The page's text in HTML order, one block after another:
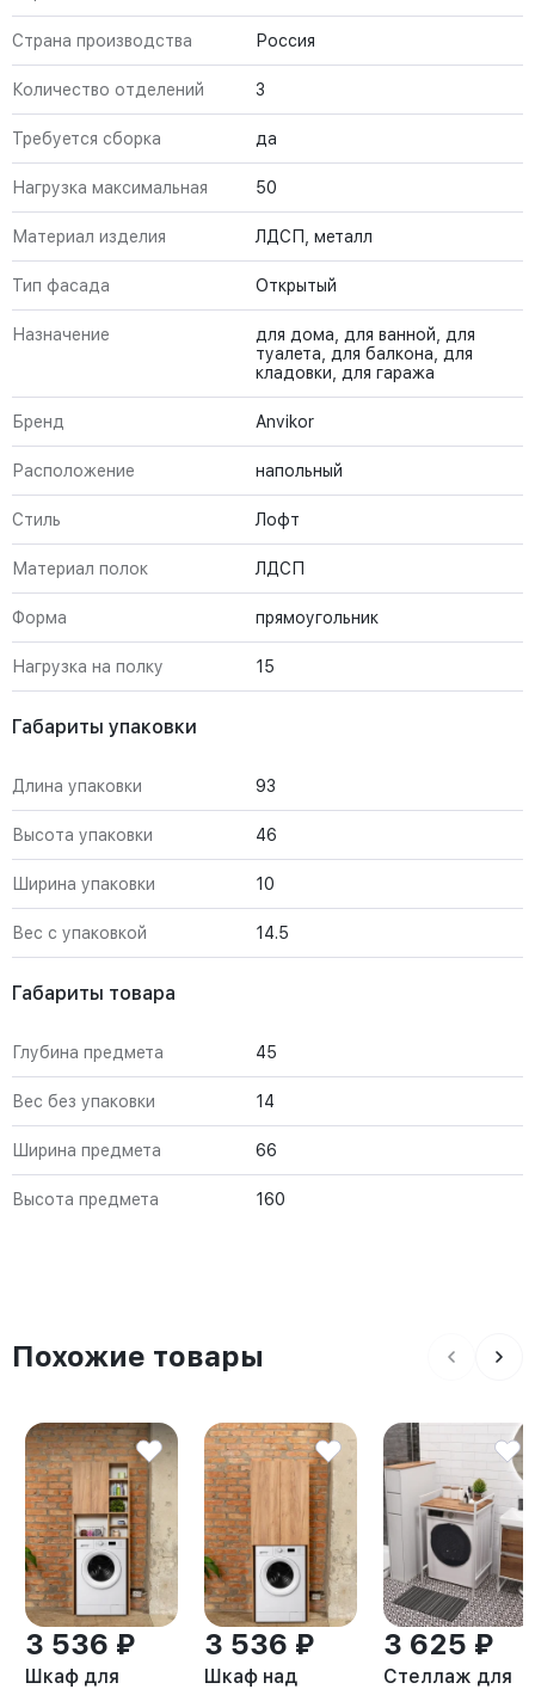
Страна производства Россия
Количество отделений 3
Требуется сборка да
Нагрузка максимальная 50
Материал изделия ЛДСП, металл
Тип фасада Открытый
Назначение
для дома, для ванной, для
туалета, для балкона, для
кладовки, для гаража
Бренд Anvikor
Расположение напольный
Стиль Лофт
Материал полок ЛДСП
Форма прямоугольник
Нагрузка на полку 15
Габариты упаковки
Длина упаковки 93
Высота упаковки 46
Ширина упаковки 10
Вес с упаковкой 14.5
Габариты товара
Глубина предмета 45
Вес без упаковки 14
Ширина предмета 66
Высота предмета 160
Похожие товары
3 536 ₽
Шкаф для
3 536 ₽
Шкаф над
3 625 ₽
Стеллаж для